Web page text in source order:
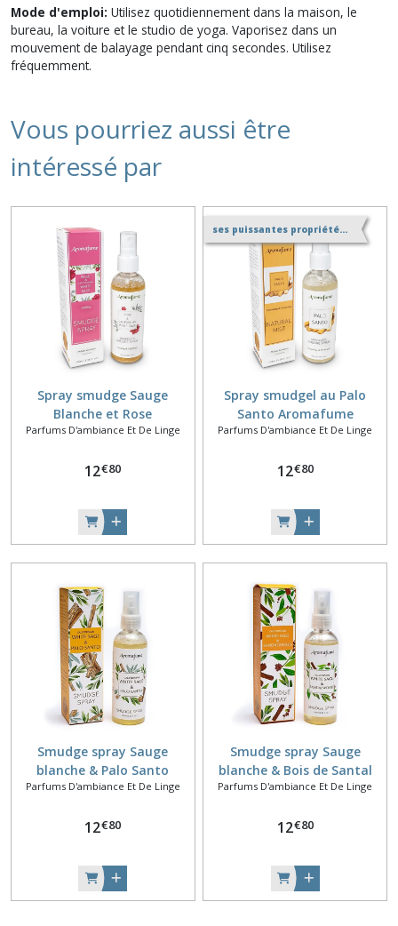
Mode d'emploi: Utilisez quotidiennement dans la maison, le
bureau, la voiture et le studio de yoga. Vaporisez dans un
mouvement de balayage pendant cinq secondes. Utilisez
fréquemment.
Vous pourriez aussi être
intéressé par
Spray smudge Sauge
Blanche et Rose
Aromafume
Parfums D'ambiance Et De Linge
12€80
ses puissantes propriétés de purification
Spray smudgel au Palo
Santo Aromafume
Parfums D'ambiance Et De Linge
12€80
Smudge spray Sauge
blanche & Palo Santo
Aromafume
Parfums D'ambiance Et De Linge
12€80
Smudge spray Sauge
blanche & Bois de Santal
Aromafume
Parfums D'ambiance Et De Linge
12€80